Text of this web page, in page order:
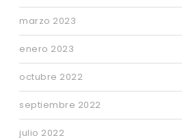
marzo 2023
enero 2023
octubre 2022
septiembre 2022
julio 2022